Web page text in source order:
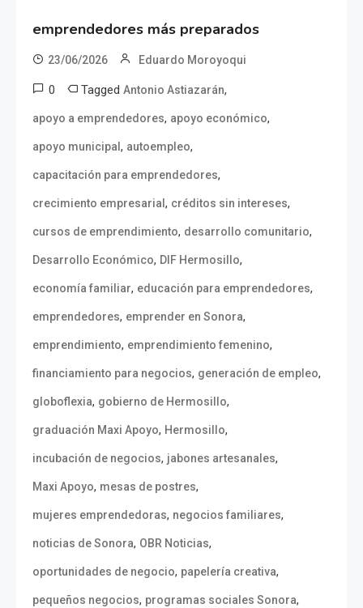
emprendedores más preparados
23/06/2026 Eduardo Moroyoqui
0 Tagged Antonio Astiazarán,
apoyo a emprendedores, apoyo económico,
apoyo municipal , autoempleo,
capacitación para emprendedores,
crecimiento empresarial , créditos sin intereses,
cursos de emprendimiento, desarrollo comunitario,
Desarrollo Económico, DIF Hermosillo,
economía familiar, educación para emprendedores,
emprendedores, emprender en Sonora,
emprendimiento, emprendimiento femenino,
financiamiento para negocios, generación de empleo,
globoflexia, gobierno de Hermosillo,
graduación Maxi Apoyo, Hermosillo,
incubación de negocios, jabones artesanales,
Maxi Apoyo, mesas de postres,
mujeres emprendedoras, negocios familiares,
noticias de Sonora, OBR Noticias,
oportunidades de negocio, papelería creativa,
pequeños negocios, programas sociales Sonora,